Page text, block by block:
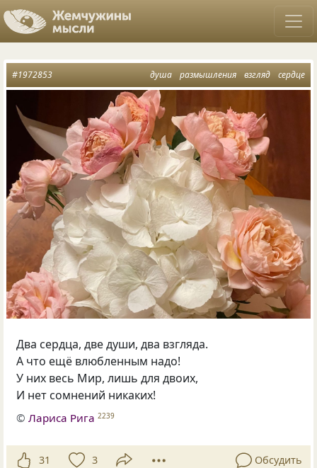
душа размышления взгляд сердце
#1972853
Два сердца, две души, два взгляда.
А что ещё влюбленным надо!
У них весь Мир, лишь для двоих,
И нет сомнений никаких!
©Лариса Рига 2239
31 3 Обсудить